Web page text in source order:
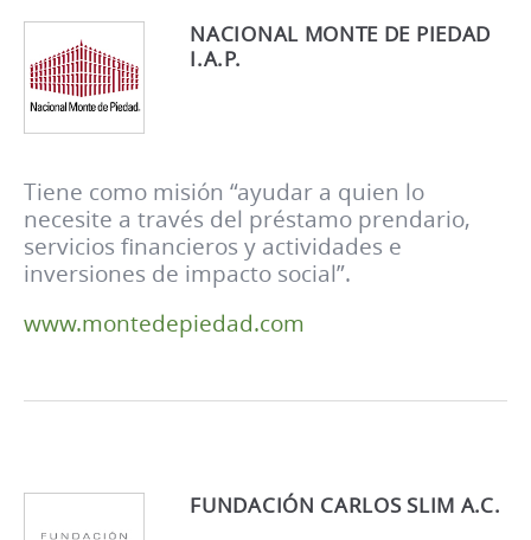
NACIONAL MONTE DE PIEDAD
I.A.P.
Tiene como misión “ayudar a quien lo
necesite a través del préstamo prendario,
servicios financieros y actividades e
inversiones de impacto social”.
www.montedepiedad.com
FUNDACIÓN CARLOS SLIM A.C.